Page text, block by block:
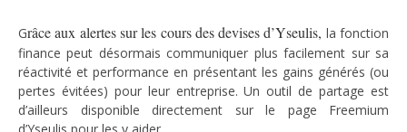
Grâce aux alertes sur les cours des devises d’Yseulis, la fonction
finance peut désormais communiquer plus facilement sur sa
réactivité et performance en présentant les gains générés (ou
pertes évitées) pour leur entreprise. Un outil de partage est
d’ailleurs disponible directement sur le page Freemium
d’Yseulis pour les y aider.